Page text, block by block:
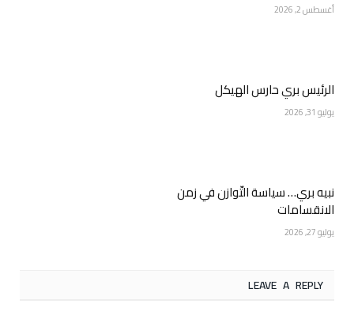
أغسطس 2, 2026
الرئيس بري حارس الهيكل
يوليو 31, 2026
نبيه بري… سياسة التّوازن في زمن
الانقسامات
يوليو 27, 2026
LEAVE A REPLY